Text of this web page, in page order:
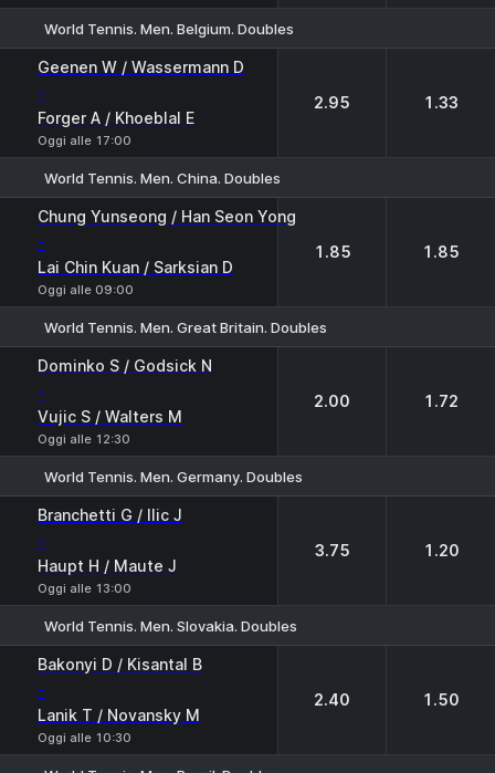
World Tennis. Men. Belgium. Doubles
Geenen W / Wassermann D
-
Forger A / Khoeblal E
Oggi alle 17:00
2.95 1.33
World Tennis. Men. China. Doubles
Chung Yunseong / Han Seon Yong
-
Lai Chin Kuan / Sarksian D
Oggi alle 09:00
1.85 1.85
World Tennis. Men. Great Britain. Doubles
Dominko S / Godsick N
-
Vujic S / Walters M
Oggi alle 12:30
2.00 1.72
World Tennis. Men. Germany. Doubles
Branchetti G / Ilic J
-
Haupt H / Maute J
Oggi alle 13:00
3.75 1.20
World Tennis. Men. Slovakia. Doubles
Bakonyi D / Kisantal B
-
Lanik T / Novansky M
Oggi alle 10:30
2.40 1.50